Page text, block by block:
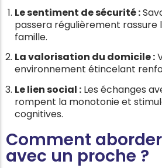
Le sentiment de sécurité :
passera régulièrement rassure
famille.
La valorisation du domicile :
environnement étincelant
Le lien social : Les échanges
rompent la monotonie et
cognitives.
Comment
avec un proche ?